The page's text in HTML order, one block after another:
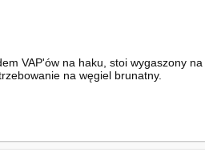
VAP'ów na haku, stoi wygaszony
na węgiel brunatny.